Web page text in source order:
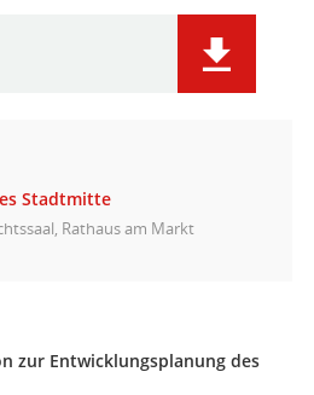
Stadtmitte
Rathaus am Markt
zur Entwicklungsplanung des